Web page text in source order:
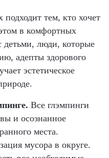
подходит тем, кто хочет
в комфортных
детьми, люди, которые
адепты здорового
эстетическое
Все глэмпинги
и осознанное
места.
мусора в округе.